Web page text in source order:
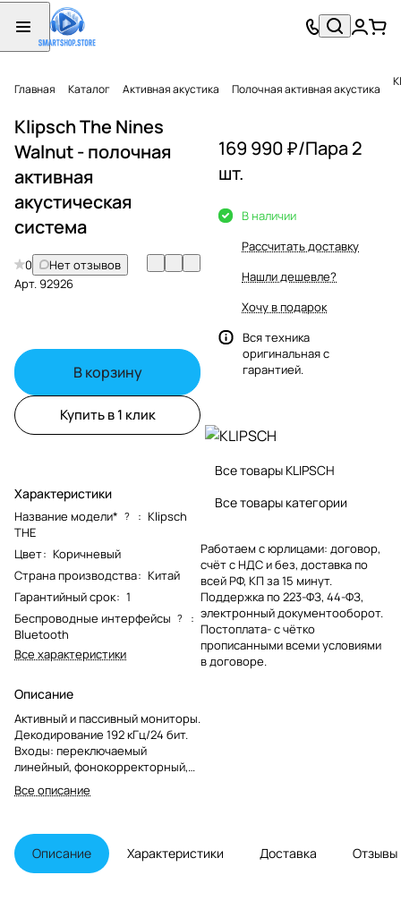
Главная Каталог Активная акустика Полочная активная акустика
Klipsch The Nines
Walnut - полочная
активная
акустическая
система
0
Нет отзывов
Арт.92926
В корзину
Купить в 1 клик
Характеристики
Название модели* ? : Klipsch
THE
Цвет: Коричневый
Страна производства: Китай
Гарантийный срок: 1
Беспроводные интерфейсы ?
:
Bluetooth
Все характеристики
Описание
Активный и пассивный мониторы.
Декодирование 192 кГц/24 бит.
Входы: переключаемый
линейный, фонокорректорный,
USB-порт, оптический цифровой,
HDMI-ARC.
Все описание
169 990 ₽/Пара 2
шт.
В наличии
Рассчитать доставку
Нашли дешевле?
Хочу в подарок
Вся техника
оригинальная с
гарантией.
Все товары KLIPSCH
Все товары категории
Работаем с юрлицами: договор,
счёт с НДС и без, доставка по
всей РФ, КП за 15 минут.
Поддержка по 223-ФЗ, 44-ФЗ,
электронный документооборот.
Постоплата- с чётко
прописанными всеми условиями
в договоре.
Описание Характеристики Доставка Отзывы